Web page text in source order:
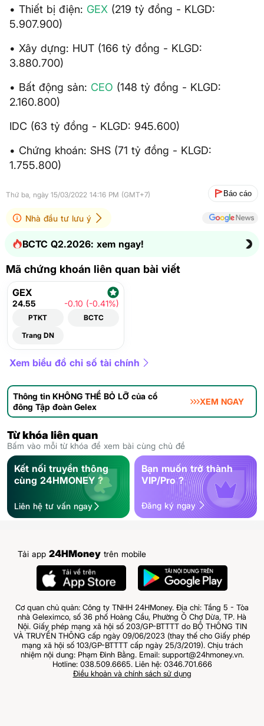
• Thiết bị điện: GEX (219 tỷ đồng - KLGD:
5.907.900)
• Xây dựng: HUT (166 tỷ đồng - KLGD:
3.880.700)
• Bất động sản: CEO (148 tỷ đồng - KLGD:
2.160.800)
IDC (63 tỷ đồng - KLGD: 945.600)
• Chứng khoán: SHS (71 tỷ đồng - KLGD:
1.755.800)
Thứ ba, ngày 15/03/2022 14:16 PM (GMT+7) Báo cáo
Nhà đầu tư lưu ý
BCTC Q2.2026: xem ngay!
Mã chứng khoán liên quan bài viết
GEX
24.55 -0.10 (-0.41%)
PTKT
BCTC
Trang DN
Xem biểu đồ chỉ số tài chính
Thông tin KHÔNG THỂ BỎ LỠ của cổ
đông Tập đoàn Gelex
XEM NGAY
Từ khóa liên quan
Bấm vào mỗi từ khóa để xem bài cùng chủ đề
Kết nối truyền thông
cùng 24HMONEY ?
Liên hệ tư vấn ngay
Bạn muốn trở thành
VIP/Pro ?
Đăng ký ngay
Tải app 24HMoney trên mobile
Cơ quan chủ quản: Công ty TNHH 24HMoney. Địa chỉ: Tầng 5 - Tòa
nhà Geleximco, số 36 phố Hoàng Cầu, Phường Ô Chợ Dừa, TP. Hà
Nội. Giấy phép mạng xã hội số 203/GP-BTTTT do BỘ THÔNG TIN
VÀ TRUYỀN THÔNG cấp ngày 09/06/2023 (thay thế cho Giấy phép
mạng xã hội số 103/GP-BTTTT cấp ngày 25/3/2019). Chịu trách
nhiệm nội dung: Phạm Đình Bằng. Email: support@24hmoney.vn.
Hotline: 038.509.6665. Liên hệ: 0346.701.666
Điều khoản và chính sách sử dụng